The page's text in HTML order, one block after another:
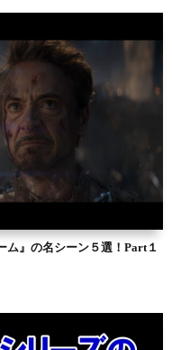
ム』の名シーン５選！Part１